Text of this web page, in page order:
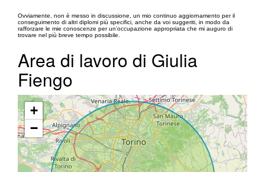
Ovviamente, non è messo in discussione, un mio continuo aggiornamento per il
conseguimento di altri diplomi più specifici, anche da voi suggeriti, in modo da
rafforzare le mie conoscenze per un’occupazione appropriata che mi auguro di
trovare nel più breve tempo possibile.
Area di lavoro di Giulia
Fiengo
+
−